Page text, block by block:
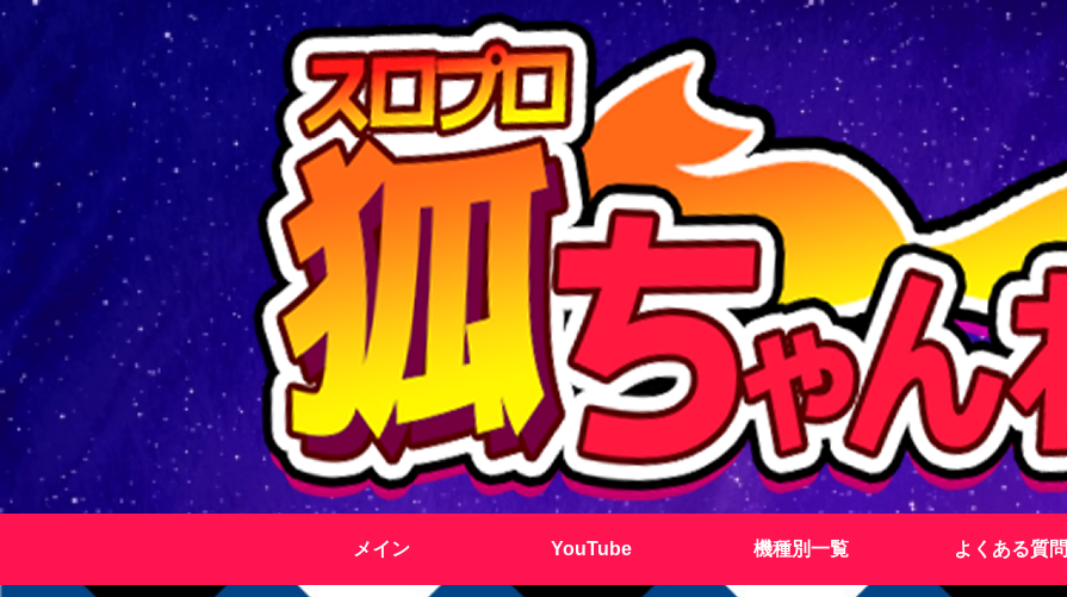
メイン YouTube 機種別一覧 よくある質問